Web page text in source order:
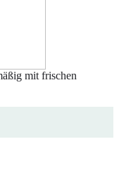
mit frischen